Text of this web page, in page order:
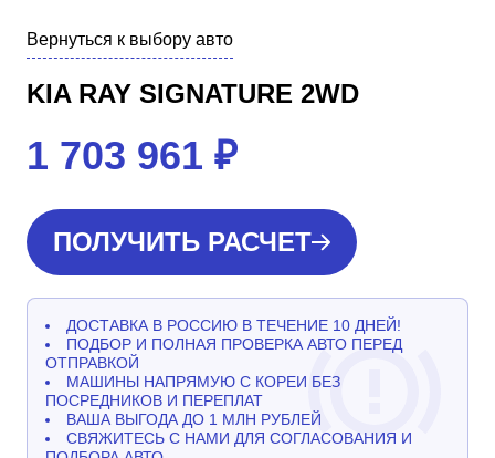
Вернуться к выбору авто
KIA RAY SIGNATURE 2WD
1 703 961 ₽
ПОЛУЧИТЬ РАСЧЕТ
ДОСТАВКА В РОССИЮ В ТЕЧЕНИЕ 10 ДНЕЙ!
ПОДБОР И ПОЛНАЯ ПРОВЕРКА АВТО ПЕРЕД
ОТПРАВКОЙ
МАШИНЫ НАПРЯМУЮ С КОРЕИ БЕЗ
ПОСРЕДНИКОВ И ПЕРЕПЛАТ
ВАША ВЫГОДА ДО 1 МЛН РУБЛЕЙ
СВЯЖИТЕСЬ С НАМИ ДЛЯ СОГЛАСОВАНИЯ И